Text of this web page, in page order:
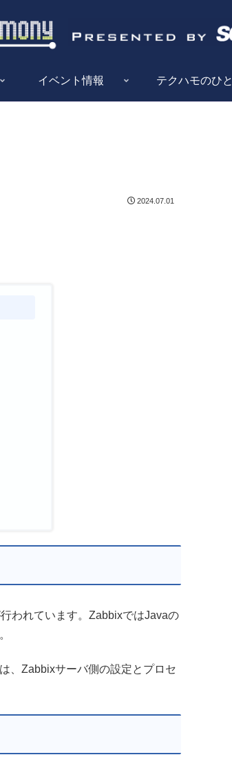
イベント情報 テクハモのひと
2024.07.01
われています。ZabbixではJavaの
、Zabbixサーバ側の設定とプロセ